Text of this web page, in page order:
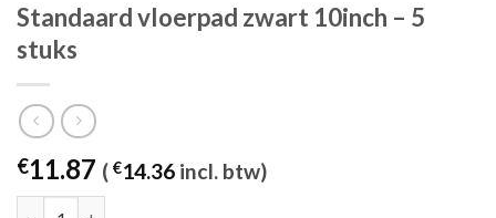
Standaard vloerpad zwart 10inch – 5
stuks
€11.87 ( €14.36 incl. btw)